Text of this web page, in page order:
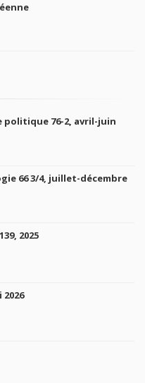
politique 76-2, avril-juin
66 3/4, juillet-décembre
2025